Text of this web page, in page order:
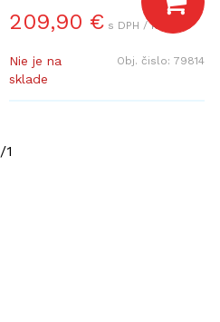
209,90 € s DPH / ks
Nie je na
sklade
Obj. čislo: 79814
/1